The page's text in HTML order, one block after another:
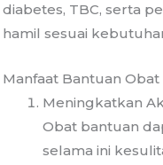
diabetes, TBC, serta
hamil sesuai
Manfaat Bantuan Obat
Meningkatkan
Obat bantuan
selama ini